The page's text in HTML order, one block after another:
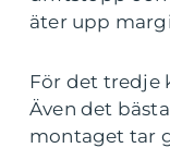
äter upp
För det tredje
Även det
montaget tar